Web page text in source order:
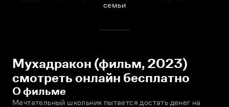
семьи
Мухадракон (фильм, 2023)
смотреть онлайн бесплатно
О фильме
Мечтательный школьник пытается достать денег на